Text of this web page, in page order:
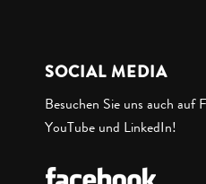
SOCIAL MEDIA
Besuchen Sie uns auch auf
YouTube und LinkedIn!